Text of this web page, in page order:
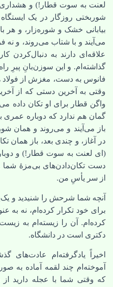
لعنت به سوت قطار!) و هشداری
شوربختی روزگار در یک
بیابانی خشک و شوره‌زار، و هر
می‌آیند و با شتاب می‌روند، و نه
علاقه‌ای دارند به
گذاشته‌ام. و این سوزن‌بانِ پیرِ راه
فانوس به دست، مغزش از
وقتی به آخرین دستی که از
واگن قطار برای او تکان داده
گمان هم ندارد که دوباره عمری
باز می‌آیند و می‌روند و همان
در آغاز، و چندی بعد، باز
(ای لعنت به سوت قطار!) و
دست تکان‌دادن‌های بی‌مزۀ
از سر یأسِ من.
آنچه شما شرحش را شنیدید و
برای خود تکرار کرده‌ام، نه به
کرده‌ام. آن را زیسته‌ام به
دکتری است در دانشگاه.
اخیراً یادگرفته‌ام عادت‌های
آموخته‌ام چند لقمه آماده به
که وقتی شما با عجله دارید از